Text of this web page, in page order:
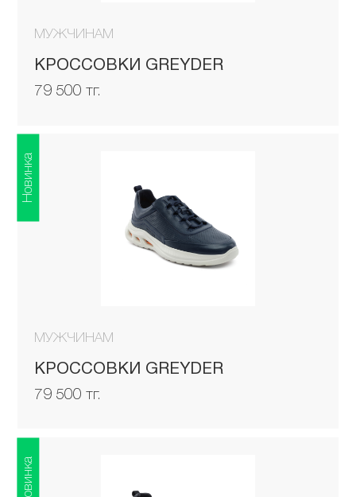
МУЖЧИНАМ
КРОССОВКИ GREYDER
79 500 тг.
МУЖЧИНАМ
КРОССОВКИ GREYDER
79 500 тг.
Новинка
Новинка